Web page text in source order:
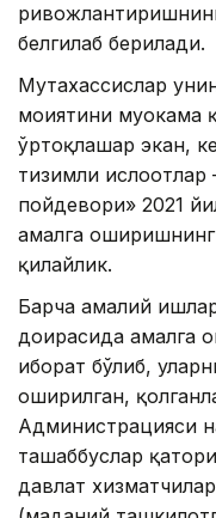
белгилаб берилади.
Мутахассислар
моҳиятини
ўртоқлашар экан,
тизимли
пойдевори» 2021
амалга оширишнинг
қилайлик.
Барча амалий
доирасида амалга
иборат бўлиб,
оширилган,
Администрацияси
ташаббуслар
давлат